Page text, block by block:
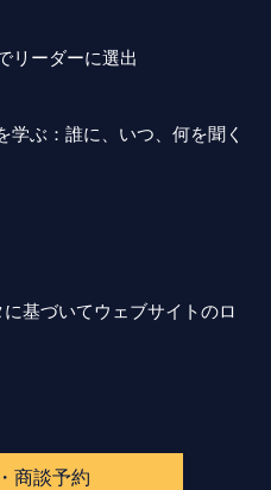
リーダーに選出
学ぶ：誰に、いつ、何を聞く
基づいてウェブサイトのロ
商談予約